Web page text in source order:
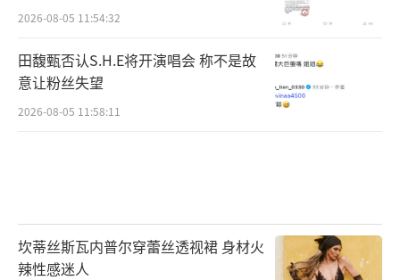
2026-08-05 11:54:32
田馥甄否认S.H.E将开演唱会 称不是故
意让粉丝失望
2026-08-05 11:58:11
坎蒂丝斯瓦内普尔穿蕾丝透视裙 身材火
辣性感迷人